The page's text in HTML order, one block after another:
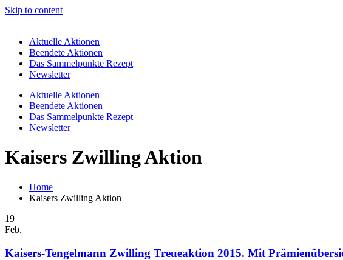
Skip to content
Aktuelle Aktionen
Beendete Aktionen
Das Sammelpunkte Rezept
Newsletter
Aktuelle Aktionen
Beendete Aktionen
Das Sammelpunkte Rezept
Newsletter
Kaisers Zwilling Aktion
Home
Kaisers Zwilling Aktion
19
Feb.
Kaisers-Tengelmann Zwilling Treueaktion 2015. Mit